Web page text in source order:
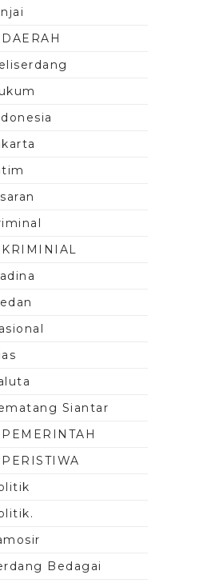
Siantar
Bedagai